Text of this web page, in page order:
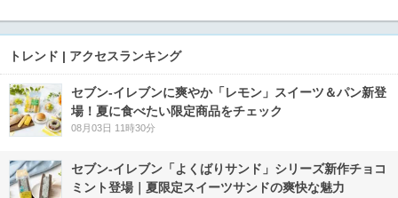
トレンド | アクセスランキング
セブン‐イレブンに爽やか「レモン」スイーツ＆パン新登
場！夏に食べたい限定商品をチェック
08月03日 11時30分
セブン‐イレブン「よくばりサンド」シリーズ新作チョコ
ミント登場｜夏限定スイーツサンドの爽快な魅力